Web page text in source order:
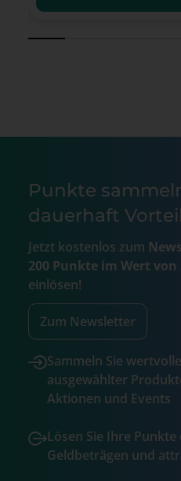
Punkte
dauerhaft
Jetzt kostenlos zum
200 Punkte im Wert von
einlösen!
Zum Newsletter
Sammeln Sie
ausgewählter
Aktionen und Events
Lösen Sie Ihre
Geldbeträgen und